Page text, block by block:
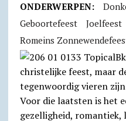
ONDERWERPEN:
Geboortefeest
Joelfeest
Romeins